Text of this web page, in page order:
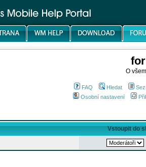
O
FAQ Hledat
Osobní nastavení
Vstoupit do